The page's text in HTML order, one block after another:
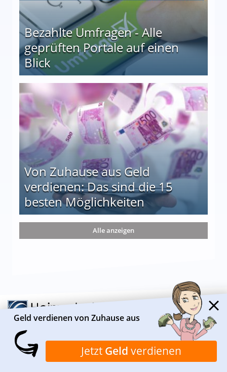
Bezahlte Umfragen - Alle
geprüften Portale auf einen
Blick
auf einen Blick
Von Zuhause aus Geld
verdienen: Das sind die 15
besten Möglichkeiten
die 15 besten Möglichkeiten
Alle anzeigen
ÜBER HEIMARBEIT.DE
Geld verdienen von Zuhause aus
Jetzt Geld verdienen